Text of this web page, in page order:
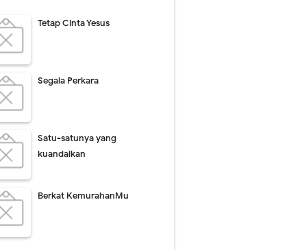
Tetap Cinta Yesus
Segala Perkara
Satu-satunya yang
kuandalkan
Berkat KemurahanMu